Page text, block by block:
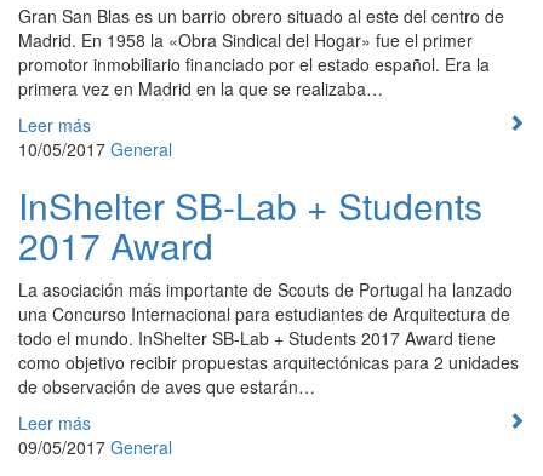
Gran San Blas es un barrio obrero situado al este del centro de
Madrid. En 1958 la «Obra Sindical del Hogar» fue el primer
promotor inmobiliario financiado por el estado español. Era la
primera vez en Madrid en la que se realizaba…
Leer más
10/05/2017 General
InShelter SB-Lab + Students
2017 Award
La asociación más importante de Scouts de Portugal ha lanzado
una Concurso Internacional para estudiantes de Arquitectura de
todo el mundo. InShelter SB-Lab + Students 2017 Award tiene
como objetivo recibir propuestas arquitectónicas para 2 unidades
de observación de aves que estarán…
Leer más
09/05/2017 General